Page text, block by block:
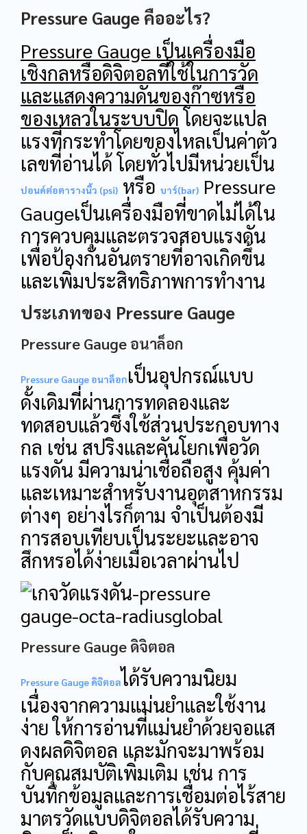
Pressure Gauge คืออะไร?
Pressure Gauge เป็นเครื่องมือ
เชิงกลหรือดิจิตอลที่ใช้ในการวัด
และแสดงความดันของก๊าซหรือ
ของเหลวในระบบปิดโดยจะแปล
แรงที่กระทำโดยของไหลเป็นค่าตัว
เลขที่อ่านได้ โดยทั่วไปมีหน่วยเป็น
ปอนด์ต่อตารางนิ้ว (psi) หรือ บาร์(bar) Pressure
Gaugeเป็นเครื่องมือที่ขาดไม่ได้ใน
การควบคุมและตรวจสอบแรงดัน
เพื่อป้องกันอันตรายที่อาจเกิดขึ้น
และเพิ่มประสิทธิภาพการทำงาน
ประเภทของ Pressure Gauge
Pressure Gauge อนาล็อก
Pressure Gauge อนาล็อกเป็นอุปกรณ์แบบ
ดั้งเดิมที่ผ่านการทดลองและ
ทดสอบแล้วซึ่งใช้ส่วนประกอบทาง
กล เช่น สปริงและคันโยกเพื่อวัด
แรงดัน มีความน่าเชื่อถือสูง คุ้มค่า
และเหมาะสำหรับงานอุตสาหกรรม
ต่างๆ อย่างไรก็ตาม จำเป็นต้องมี
การสอบเทียบเป็นระยะและอาจ
สึกหรอได้ง่ายเมื่อเวลาผ่านไป
Pressure Gauge ดิจิตอล
Pressure Gauge ดิจิตอลได้รับความนิยม
เนื่องจากความแม่นยำและใช้งาน
ง่าย ให้การอ่านที่แม่นยำด้วยจอแส
ดงผลดิจิตอล และมักจะมาพร้อม
กับคุณสมบัติเพิ่มเติม เช่น การ
บันทึกข้อมูลและการเชื่อมต่อไร้สาย
มาตรวัดแบบดิจิตอลได้รับความ